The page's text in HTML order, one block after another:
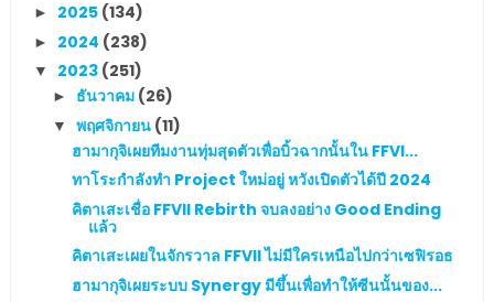
► 2025 (134)
► 2024 (238)
▼ 2023 (251)
► ธันวาคม (26)
▼ พฤศจิกายน (11)
ฮามากุจิเผยทีมงานทุ่มสุดตัวเพื่อบิ้วฉากนั้นใน FFVI...
ทาโระกำลังทำ Project ใหม่อยู่ หวังเปิดตัวได้ปี 2024
คิตาเสะเชื่อ FFVII Rebirth จบลงอย่าง Good Ending
แล้ว
คิตาเสะเผยในจักรวาล FFVII ไม่มีใครเหนือไปกว่าเซฟิรอธ
ฮามากุจิเผยระบบ Synergy มีขึ้นเพื่อทำให้ซีนนั้นของ...